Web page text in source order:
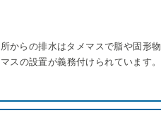
からの排水はタメマスで脂や固形物
スの設置が義務付けられています。